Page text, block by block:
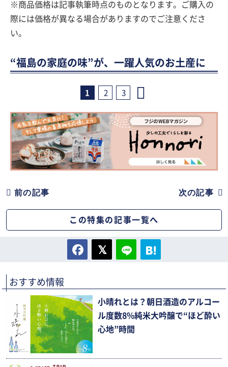
※商品価格は記事執筆時点のものとなります。ご購入の
際には価格が異なる場合がありますのでご注意くださ
い。
“福島の家庭の味”が、一躍人気のお土産に
1 2 3
前の記事 次の記事
この特集の記事一覧へ
おすすめ情報
小晴れとは？朝日酒造のアルコー
ル度数8%純米大吟醸で“ほど酔い
心地”時間